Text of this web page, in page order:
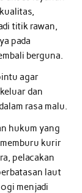
titik rawan,
pada
berguna.
agar
dan
rasa malu.
hukum yang
kurir
pelacakan
laut
menjadi